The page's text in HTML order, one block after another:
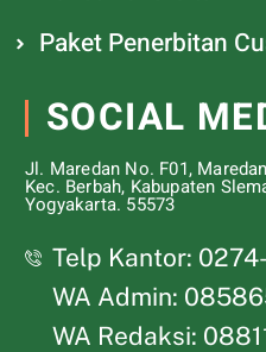
Paket Penerbitan
SOCIAL
Jl. Maredan No. F01,
Kec. Berbah, Kabupaten
Yogyakarta. 55573
Telp Kantor:
WA Admin:
WA Redaksi: